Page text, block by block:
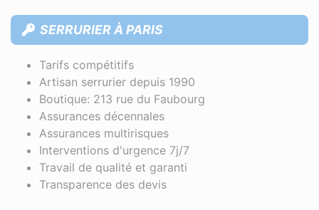
SERRURIER À PARIS
Tarifs compétitifs
Artisan serrurier depuis 1990
Boutique: 213 rue du Faubourg
Assurances décennales
Assurances multirisques
Interventions d'urgence 7j/7
Travail de qualité et garanti
Transparence des devis